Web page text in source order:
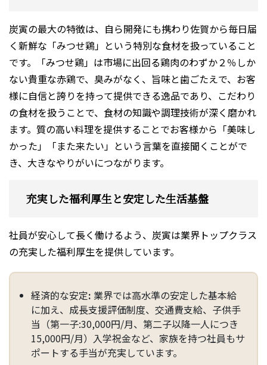
炭寅の最大の特徴は、自ら開発にも携わり佐賀から毎日届
く新鮮な「みつせ鶏」という特別な食材を扱っていること
です。「みつせ鶏」は市場に出回る鶏肉のわずか２％しか
ない貴重な赤鶏で、臭みがなく、旨味と歯ごたえで、お客
様に自信と誇りを持って提供できる逸品であり、こだわり
の食材を扱うことで、食材の知識や調理技術が深く磨かれ
ます。質の高い料理を提供することでお客様から「美味し
かった」「また来たい」という言葉を直接聞くことがで
き、大きなやりがいにつながります。
充実した福利厚生と安定した生活基盤
社員が安心して長く働けるよう、炭寅は業界トップクラス
の充実した福利厚生を提供しています。
経済的な安定: 業界では高水準の安定した基本給
に加え、成長支援評価制度、交通費支給、子供手
当（第一子:30,000円/月、第二子以降一人につき
15,000円/月）入学祝金など、家族を持つ社員もサ
ポートする手当が充実しています。